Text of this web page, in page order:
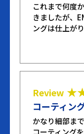
これまで何度
きましたが、
ングは仕上が
ましたが、わ
て、対応もす
ざいました！
Review
コーティン
かなり細部ま
コーティング